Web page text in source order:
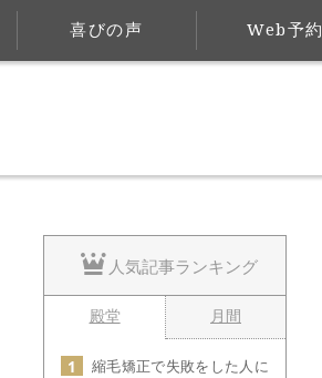
喜びの声 Web予約
人気記事ランキング
殿堂 月間
縮毛矯正で失敗をした人に